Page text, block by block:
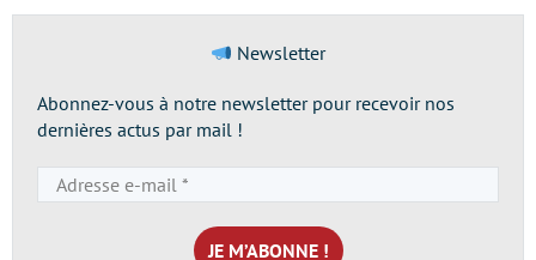
Newsletter
Abonnez-vous à notre newsletter pour recevoir nos
dernières actus par mail !
e-
mail